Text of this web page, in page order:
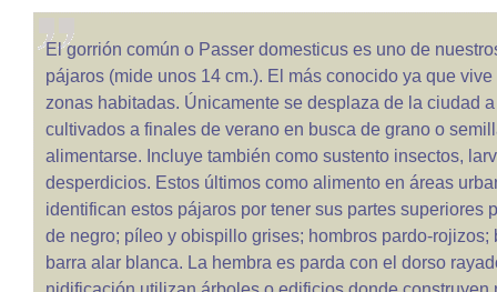
El gorrión común o Passer domesticus es uno de
pájaros (mide unos 14 cm.). El más conocido ya que
zonas habitadas. Únicamente se desplaza de la ciudad
cultivados a finales de verano en busca de grano o
alimentarse. Incluye también como sustento insectos,
desperdicios. Estos últimos como alimento en áreas
identifican estos pájaros por tener sus partes superiores
de negro; píleo y obispillo grises; hombros pardo-rojizos;
barra alar blanca. La hembra es parda con el dorso